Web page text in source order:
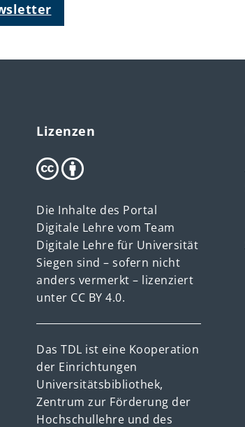
Lizenzen
Die Inhalte des Portal
Digitale Lehre vom Team
Digitale Lehre für Universität
Siegen sind – sofern nicht
anders vermerkt – lizenziert
unter CC BY 4.0.
Das TDL ist eine Kooperation
der Einrichtungen
Universitätsbibliothek,
Zentrum zur Förderung der
Hochschullehre und des